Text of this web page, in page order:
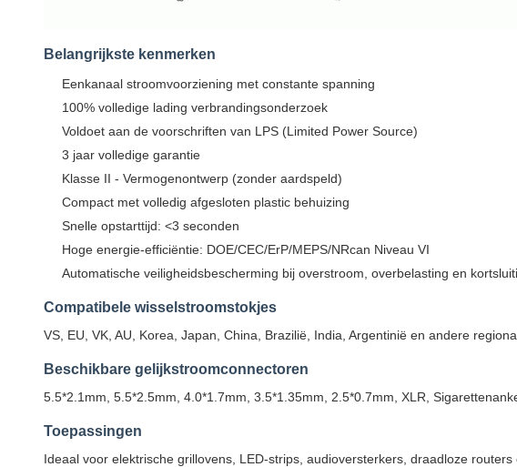
Belangrijkste kenmerken
Eenkanaal stroomvoorziening met constante spanning
100% volledige lading verbrandingsonderzoek
Voldoet aan de voorschriften van LPS (Limited Power Source)
3 jaar volledige garantie
Klasse II - Vermogenontwerp (zonder aardspeld)
Compact met volledig afgesloten plastic behuizing
Snelle opstarttijd: <3 seconden
Hoge energie-efficiëntie: DOE/CEC/ErP/MEPS/NRcan Niveau VI
Automatische veiligheidsbescherming bij overstroom, overbelasting en
Compatibele wisselstroomstokjes
VS, EU, VK, AU, Korea, Japan, China, Brazilië, India, Argentinië en andere
Beschikbare gelijkstroomconnectoren
5.5*2.1mm, 5.5*2.5mm, 4.0*1.7mm, 3.5*1.35mm, 2.5*0.7mm, XLR,
Toepassingen
Ideaal voor elektrische grillovens, LED-strips, audioversterkers, draadloze